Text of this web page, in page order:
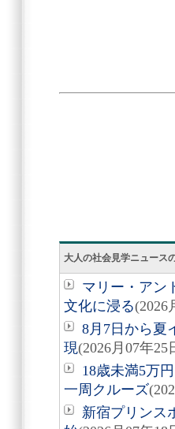
大人の社会見学ニュース
マリー・アン
文化に浸る(2026
8月7日から夏
現(2026月07年25
18歳未満5万
一周クルーズ
新宿プリンス